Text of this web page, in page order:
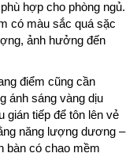
hợp cho phòng ngủ.
có màu sắc quá sặc
ảnh hưởng đến
điểm cũng cần
ánh sáng vàng dịu
gián tiếp để tôn lên vẻ
năng lượng dương –
bàn có chao mềm